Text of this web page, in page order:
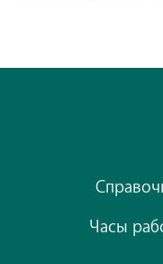
Часы